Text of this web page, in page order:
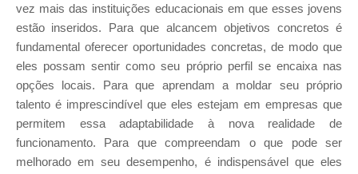
vez mais das instituições educacionais em que esses jovens
estão inseridos. Para que alcancem objetivos concretos é
fundamental oferecer oportunidades concretas, de modo que
eles possam sentir como seu próprio perfil se encaixa nas
opções locais. Para que aprendam a moldar seu próprio
talento é imprescindível que eles estejam em empresas que
permitem essa adaptabilidade à nova realidade de
funcionamento. Para que compreendam o que pode ser
melhorado em seu desempenho, é indispensável que eles